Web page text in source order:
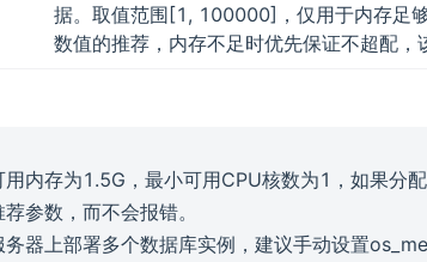
据。取值范围[1, 100000]，仅用于内存足
数值的推荐，内存不足时优先保证不超配，
用内存为1.5G，最小可用CPU核数为1，如果分
参数，而不会报错。
务器上部署多个数据库实例，建议手动设置